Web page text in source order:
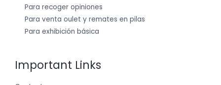
Para recoger opiniones
Para venta oulet y remates en pilas
Para exhibición básica
Important Links